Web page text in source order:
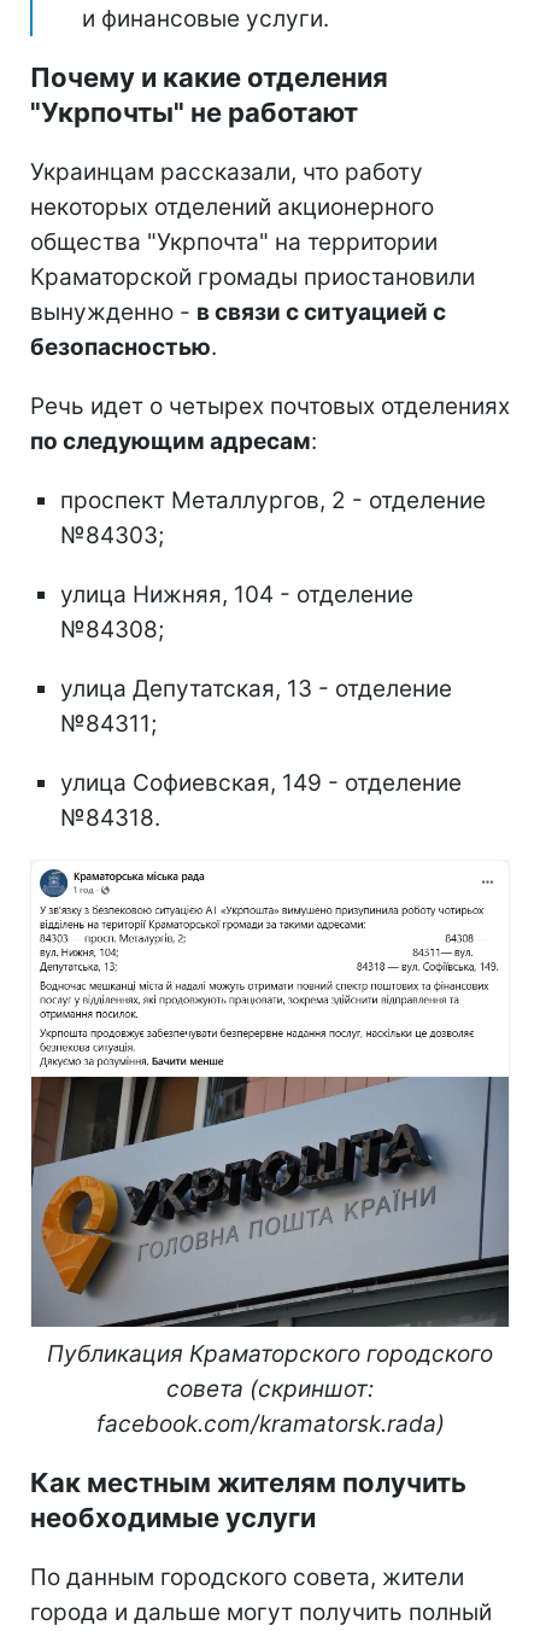
и финансовые услуги.
Почему и какие отделения
"Укрпочты" не работают
Украинцам рассказали, что работу
некоторых отделений акционерного
общества "Укрпочта" на территории
Краматорской громады приостановили
вынужденно - в связи с ситуацией с
безопасностью.
Речь идет о четырех почтовых отделениях
по следующим адресам:
проспект Металлургов, 2 - отделение
№84303;
улица Нижняя, 104 - отделение
№84308;
улица Депутатская, 13 - отделение
№84311;
улица Софиевская, 149 - отделение
№84318.
Публикация Краматорского городского
совета (скриншот:
facebook.com/kramatorsk.rada)
Как местным жителям получить
необходимые услуги
По данным городского совета, жители
города и дальше могут получить полный